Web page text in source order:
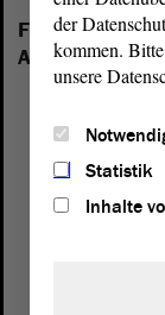
Folgende
Anhalt
der
kommen.
unsere
Statistik
Inhalte